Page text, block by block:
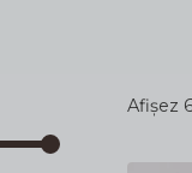
Afișez